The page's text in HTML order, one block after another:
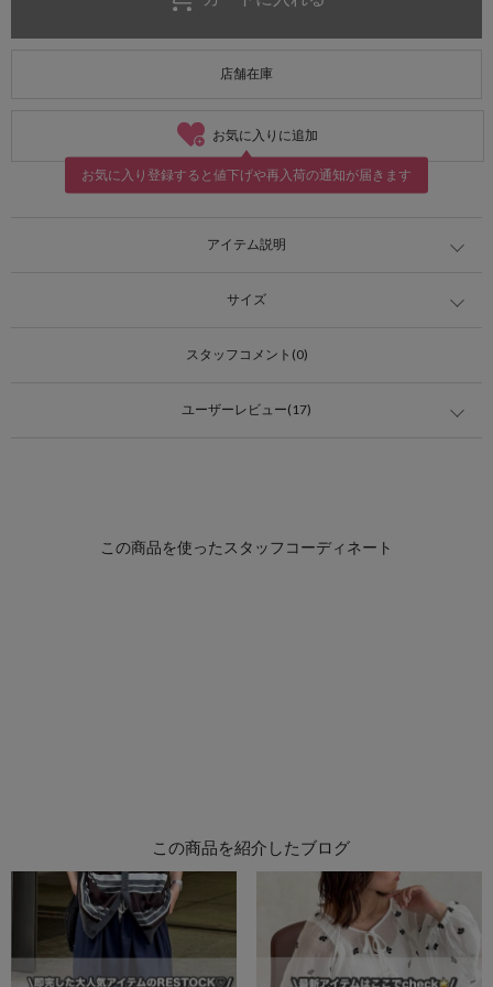
店舗在庫
お気に入りに追加
お気に入り登録すると値下げや再入荷の通知が届きます
アイテム説明
サイズ
スタッフコメント(0)
ユーザーレビュー(17)
この商品を紹介したブログ